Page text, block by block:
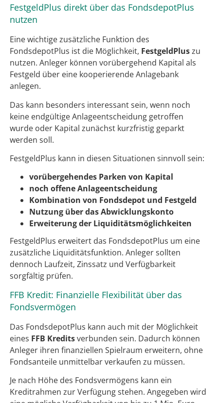
FestgeldPlus direkt über das FondsdepotPlus
nutzen
Eine wichtige zusätzliche Funktion des
FondsdepotPlus ist die Möglichkeit, FestgeldPluszu
nutzen. Anleger können vorübergehend Kapital als
Festgeld über eine kooperierende Anlagebank
anlegen.
Das kann besonders interessant sein, wenn noch
keine endgültige Anlageentscheidung getroffen
wurde oder Kapital zunächst kurzfristig geparkt
werden soll.
FestgeldPlus kann in diesen Situationen sinnvoll sein:
vorübergehendes Parken von Kapital
noch offene Anlageentscheidung
Kombination von Fondsdepot und Festgeld
Nutzung über das Abwicklungskonto
Erweiterung der Liquiditätsmöglichkeiten
FestgeldPlus erweitert das FondsdepotPlus um eine
zusätzliche Liquiditätsfunktion. Anleger sollten
dennoch Laufzeit, Zinssatz und Verfügbarkeit
sorgfältig prüfen.
FFB Kredit: Finanzielle Flexibilität über das
Fondsvermögen
Das FondsdepotPlus kann auch mit der Möglichkeit
eines FFB Kreditsverbunden sein. Dadurch können
Anleger ihren finanziellen Spielraum erweitern, ohne
Fondsanteile unmittelbar verkaufen zu müssen.
Je nach Höhe des Fondsvermögens kann ein
Kreditrahmen zur Verfügung stehen. Angegeben wird